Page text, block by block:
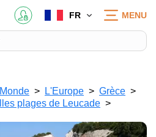
FR MENU
Monde L'Europe
Grèce
plages de Leucade